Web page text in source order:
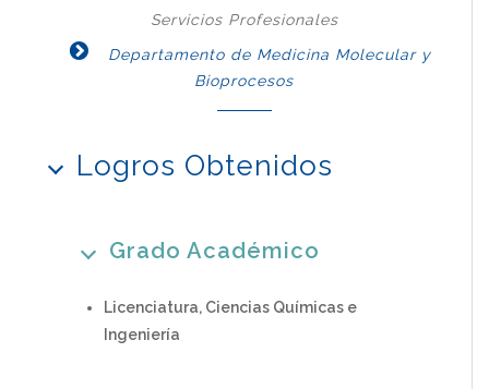
Servicios Profesionales
Departamento de Medicina Molecular y
Bioprocesos
Logros Obtenidos
Grado Académico
Licenciatura, Ciencias Químicas e
Ingeniería